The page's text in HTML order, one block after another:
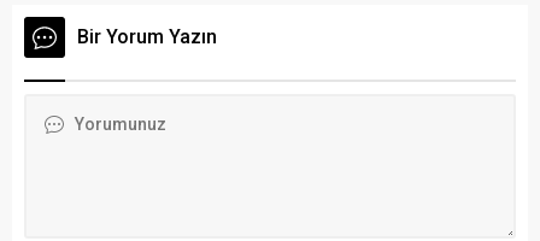
Bir Yorum Yazın